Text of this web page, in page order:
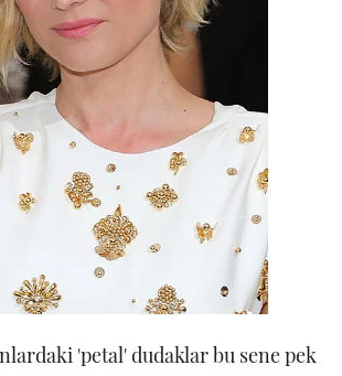
'petal' dudaklar bu sene pek